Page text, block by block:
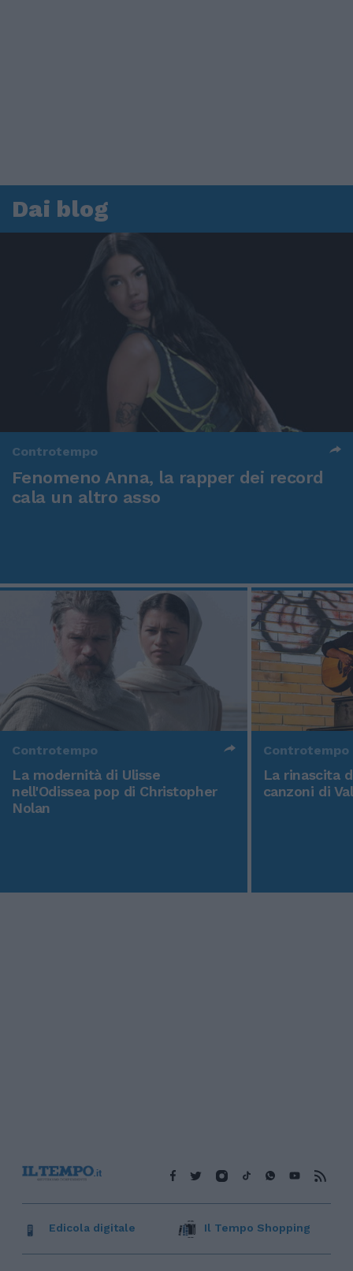
Dai blog
Controtempo
Fenomeno Anna, la rapper dei record
cala un altro asso
Controtempo
La modernità di Ulisse
nell'Odissea pop di Christopher
Nolan
Controtempo
La rinascita
canzoni di
Edicola digitale Il Tempo Shopping